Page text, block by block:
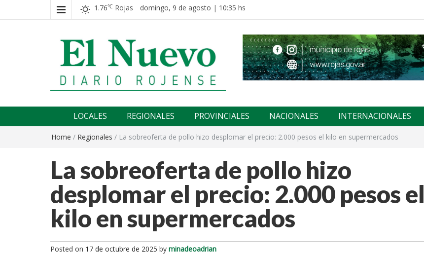
1.76℃ Rojas domingo, 9 de agosto | 10:35 hs
El nuevo rojense
LOCALES REGIONALES PROVINCIALES NACIONALES INTERNACIONALES
Home / Regionales / La sobreoferta de pollo hizo desplomar el precio: 2.000 pesos el kilo en supermercados
La sobreoferta de pollo hizo
desplomar el precio: 2.000 pesos el
kilo en supermercados
Posted on 17 de octubre de 2025 by minadeoadrian